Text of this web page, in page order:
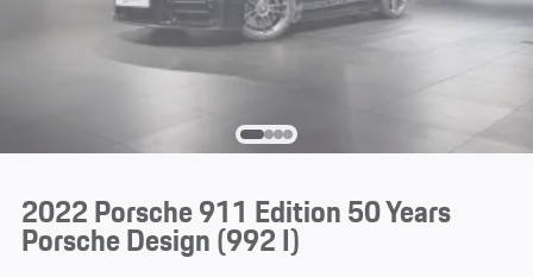
2022 Porsche 911 Edition 50 Years
Porsche Design(992 I)